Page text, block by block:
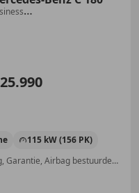
115 kW (156 PK)
Met onderhoudshistorie, LED verlichting, Garantie, Airbag bestuurder, Parkeerhulp met camera, Parkeerhulp achter, Elektrische stoelverstelling, Navigatiesysteem